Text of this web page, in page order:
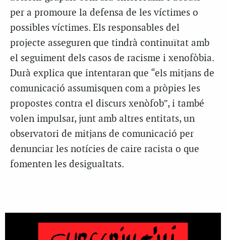
per a promoure la defensa de les víctimes o
possibles víctimes. Els responsables del
projecte asseguren que tindrà continuïtat amb
el seguiment dels casos de racisme i xenofòbia.
Durà explica que intentaran que “els mitjans de
comunicació assumisquen com a pròpies les
propostes contra el discurs xenòfob”, i també
volen impulsar, junt amb altres entitats, un
observatori de mitjans de comunicació per
denunciar les notícies de caire racista o que
fomenten les desigualtats.